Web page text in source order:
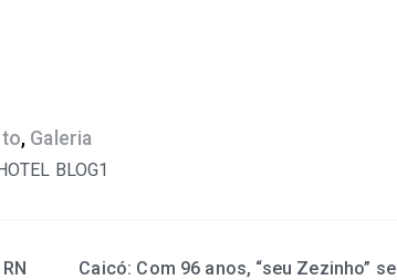
, Galeria
Caicó: Com 96 anos, “seu Zezinho” se